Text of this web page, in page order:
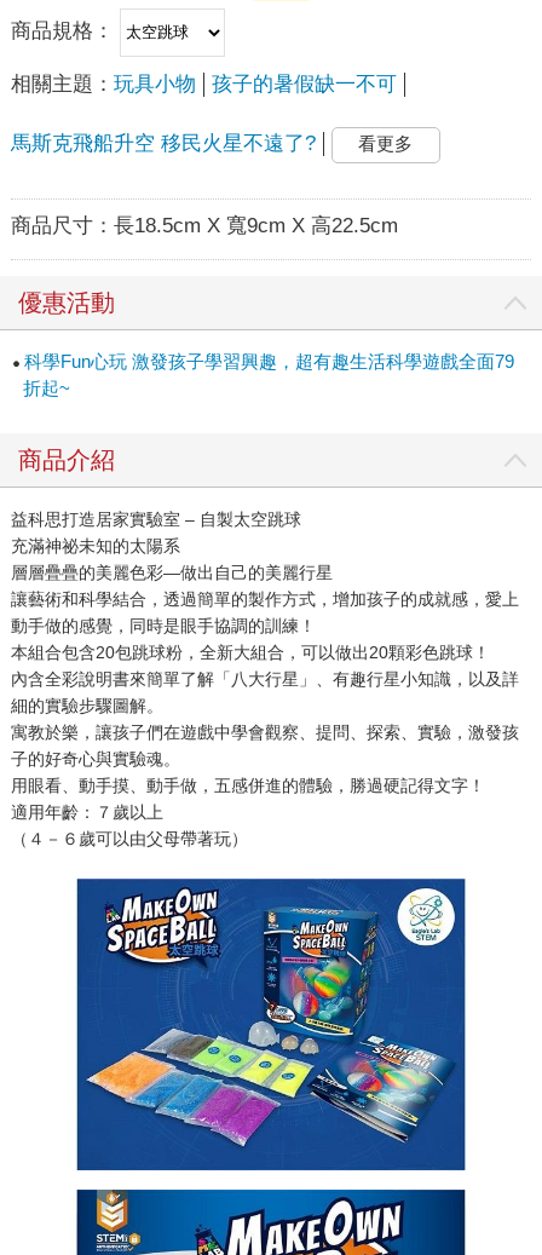
商品規格：
相關主題： 玩具小物 孩子的暑假缺一不可
馬斯克飛船升空 移民火星不遠了? 看更多
商品尺寸： 長18.5cm X 寬9cm X 高22.5cm
優惠活動
科學Fun心玩 激發孩子學習興趣，超有趣生活科學遊戲全面79
折起~
商品介紹
益科思打造居家實驗室 – 自製太空跳球
充滿神祕未知的太陽系
層層疊疊的美麗色彩—做出自己的美麗行星
讓藝術和科學結合，透過簡單的製作方式，增加孩子的成就感，愛上
動手做的感覺，同時是眼手協調的訓練！
本組合包含20包跳球粉，全新大組合，可以做出20顆彩色跳球！
內含全彩說明書來簡單了解「八大行星」、有趣行星小知識，以及詳
細的實驗步驟圖解。
寓教於樂，讓孩子們在遊戲中學會觀察、提問、探索、實驗，激發孩
子的好奇心與實驗魂。
用眼看、動手摸、動手做，五感併進的體驗，勝過硬記得文字！
適用年齡：７歲以上
（４－６歲可以由父母帶著玩）